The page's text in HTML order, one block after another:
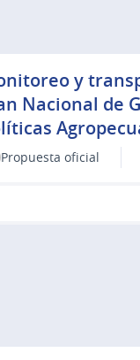
y
Nacional de
Propuesta oficial